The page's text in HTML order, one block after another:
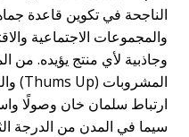
الناجحة في تكوين قاعدة
والمجموعات الاجتماعية
ارتباط سلمان خان وصولًا
سيما في المدن من الدرجة